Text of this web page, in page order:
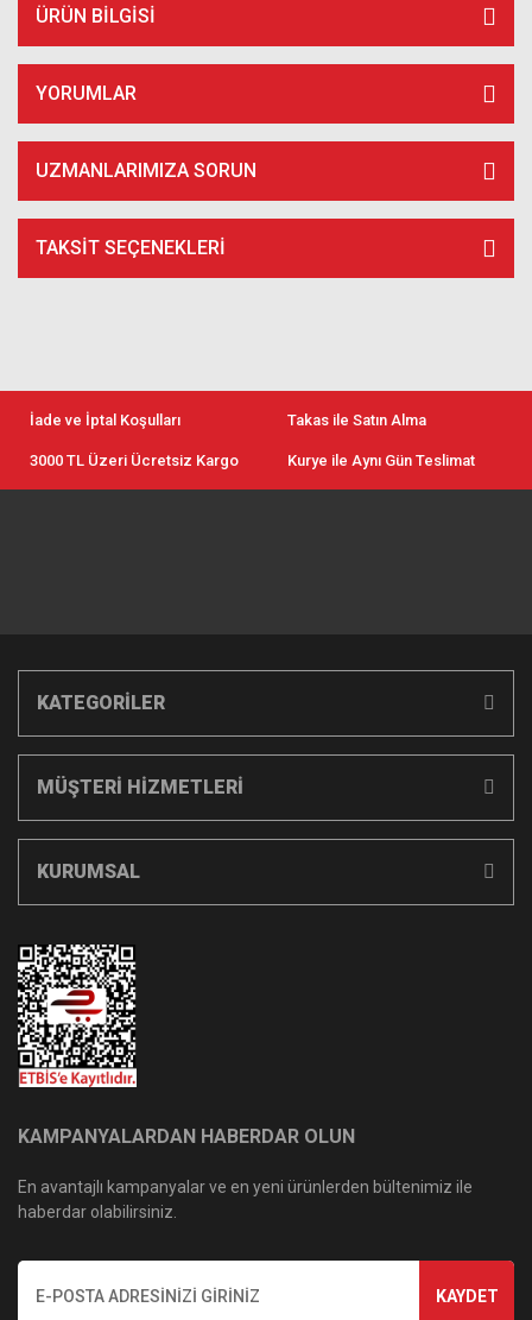
ÜRÜN BILGISI
YORUMLAR
UZMANLARIMIZA SORUN
TAKSIT SEÇENEKLERI
İade ve İptal Koşulları Takas ile Satın Alma
3000 TL Üzeri Ücretsiz Kargo Kurye ile Aynı Gün Teslimat
KATEGORİLER
MÜŞTERİ HİZMETLERİ
KURUMSAL
KAMPANYALARDAN HABERDAR OLUN
En avantajlı kampanyalar ve en yeni ürünlerden bültenimiz ile
haberdar olabilirsiniz.
KAYDET